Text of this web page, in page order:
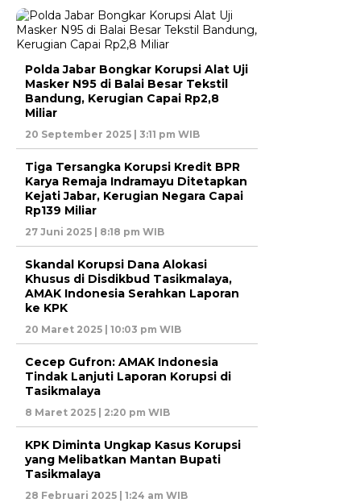
Polda Jabar Bongkar Korupsi Alat Uji
Masker N95 di Balai Besar Tekstil
Bandung, Kerugian Capai Rp2,8
Miliar
20 September 2025 | 3:11 pm WIB
Tiga Tersangka Korupsi Kredit BPR
Karya Remaja Indramayu Ditetapkan
Kejati Jabar, Kerugian Negara Capai
Rp139 Miliar
27 Juni 2025 | 8:18 pm WIB
Skandal Korupsi Dana Alokasi
Khusus di Disdikbud Tasikmalaya,
AMAK Indonesia Serahkan Laporan
ke KPK
20 Maret 2025 | 10:03 pm WIB
Cecep Gufron: AMAK Indonesia
Tindak Lanjuti Laporan Korupsi di
Tasikmalaya
8 Maret 2025 | 2:20 pm WIB
KPK Diminta Ungkap Kasus Korupsi
yang Melibatkan Mantan Bupati
Tasikmalaya
28 Februari 2025 | 1:24 am WIB